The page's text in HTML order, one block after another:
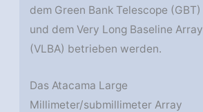
dem Green Bank Telescope (GBT)
und dem Very Long Baseline Array
(VLBA) betrieben werden.
Das Atacama Large
Millimeter/submillimeter Array